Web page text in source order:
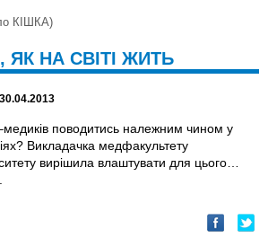
КІШКА)
ЯК НА СВІТІ ЖИТЬ
поводитись належним чином у
Викладачка медфакультету
вирішила влаштувати для цього…